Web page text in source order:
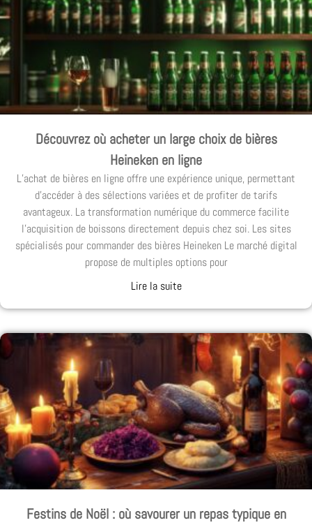
Découvrez où acheter un large choix de bières
Heineken en ligne
L’achat de bières en ligne offre une expérience unique, permettant
d’accéder à des sélections variées et de profiter de tarifs
avantageux. La transformation numérique du commerce facilite
l’acquisition de boissons directement depuis chez soi. Les sites
spécialisés pour commander des bières Heineken Le marché digital
propose de multiples options pour
Lire la suite
Festins de Noël : où savourer un repas typique en